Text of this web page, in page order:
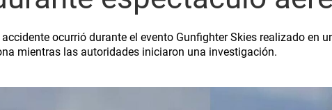
accidente ocurrió durante el evento Gunfighter Skies realizado en
mientras las autoridades iniciaron una investigación.